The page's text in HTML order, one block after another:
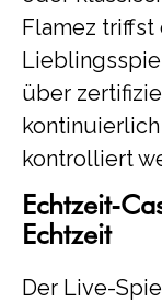
Flamez
über
kontrolliert
Echtzeit-
Echtzeit
Der Live-